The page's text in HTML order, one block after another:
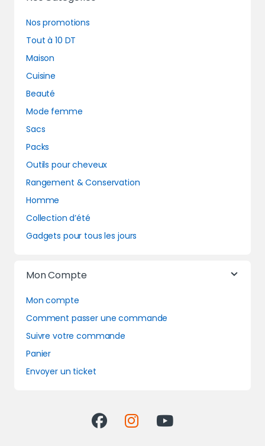
Nos promotions
Tout à 10 DT
Maison
Cuisine
Beauté
Mode femme
Sacs
Packs
Outils pour cheveux
Rangement & Conservation
Homme
Collection d’été
Gadgets pour tous les jours
Mon Compte
Mon compte
Comment passer une commande
Suivre votre commande
Panier
Envoyer un ticket